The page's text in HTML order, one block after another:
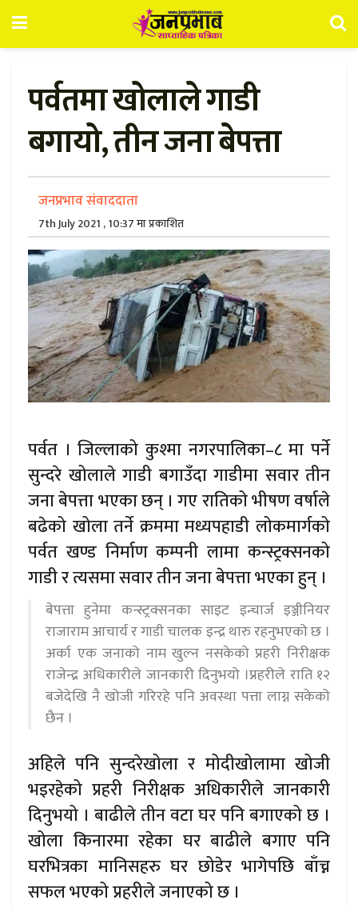
पर्वतमा खोलाले गाडी
बगायो, तीन जना बेपत्ता
जनप्रभाव संवाददाता
7th July 2021 , 10:37 मा प्रकाशित
पर्वत । जिल्लाको कुश्मा नगरपालिका–८ मा पर्ने
सुन्दरे खोलाले गाडी बगाउँदा गाडीमा सवार तीन
जना बेपत्ता भएका छन् । गए रातिको भीषण वर्षाले
बढेको खोला तर्ने क्रममा मध्यपहाडी लोकमार्गको
पर्वत खण्ड निर्माण कम्पनी लामा कन्स्ट्रक्सनको
गाडी र त्यसमा सवार तीन जना बेपत्ता भएका हुन् ।
बेपत्ता हुनेमा कन्स्ट्रक्सनका साइट इन्चार्ज इञ्जीनियर
राजाराम आचार्य र गाडी चालक इन्द्र थारु रहनुभएको छ ।
अर्का एक जनाको नाम खुल्न नसकेको प्रहरी निरीक्षक
राजेन्द्र अधिकारीले जानकारी दिनुभयो ।प्रहरीले राति १२
बजेदेखि नै खोजी गरिरहे पनि अवस्था पत्ता लाग्न सकेको
छैन ।
अहिले पनि सुन्दरेखोला र मोदीखोलामा खोजी
भइरहेको प्रहरी निरीक्षक अधिकारीले जानकारी
दिनुभयो । बाढीले तीन वटा घर पनि बगाएको छ ।
खोला किनारमा रहेका घर बाढीले बगाए पनि
घरभित्रका मानिसहरु घर छोडेर भागेपछि बाँच्न
सफल भएको प्रहरीले जनाएको छ ।